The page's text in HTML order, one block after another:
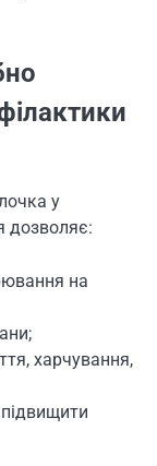
у
дозволяє:
на
харчування,